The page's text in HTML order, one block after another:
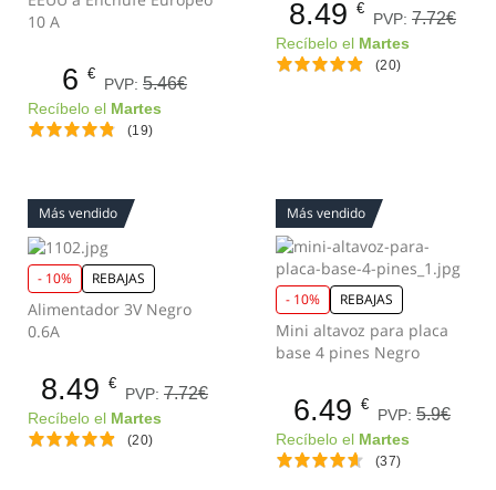
10 A
6 €
PVP: 5.46€
Recíbelo el Martes
(19)
8.49 €
PVP: 7.72€
Recíbelo el Martes
(20)
Más vendido
- 10% REBAJAS
Alimentador 3V Negro
0.6A
8.49 €
PVP: 7.72€
Recíbelo el Martes
(20)
Más vendido
- 10% REBAJAS
Mini altavoz para placa
base 4 pines Negro
6.49 €
PVP: 5.9€
Recíbelo el Martes
(37)